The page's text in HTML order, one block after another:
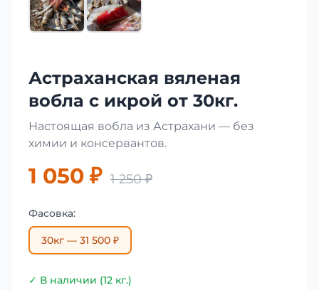
Астраханская вяленая
вобла с икрой от 30кг.
Настоящая вобла из Астрахани — без
химии и консервантов.
1 050 ₽ 1 250 ₽
Фасовка:
30кг — 31 500 ₽
✓ В наличии (12 кг.)